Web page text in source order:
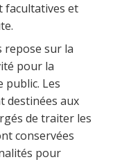
facultatives et
repose sur la
pour la
public. Les
destinées aux
de traiter les
conservées
pour